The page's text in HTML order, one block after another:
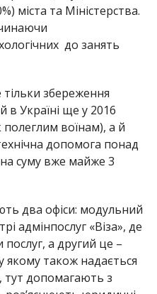
міста та Міністерства.
до занять
збереження
в Україні ще у 2016
полеглим воїнам), а й
допомога понад
суму вже майже 3
два офіси: модульний
адмінпослуг «Віза», де
а другий це –
якому також надається
тут допомагають з